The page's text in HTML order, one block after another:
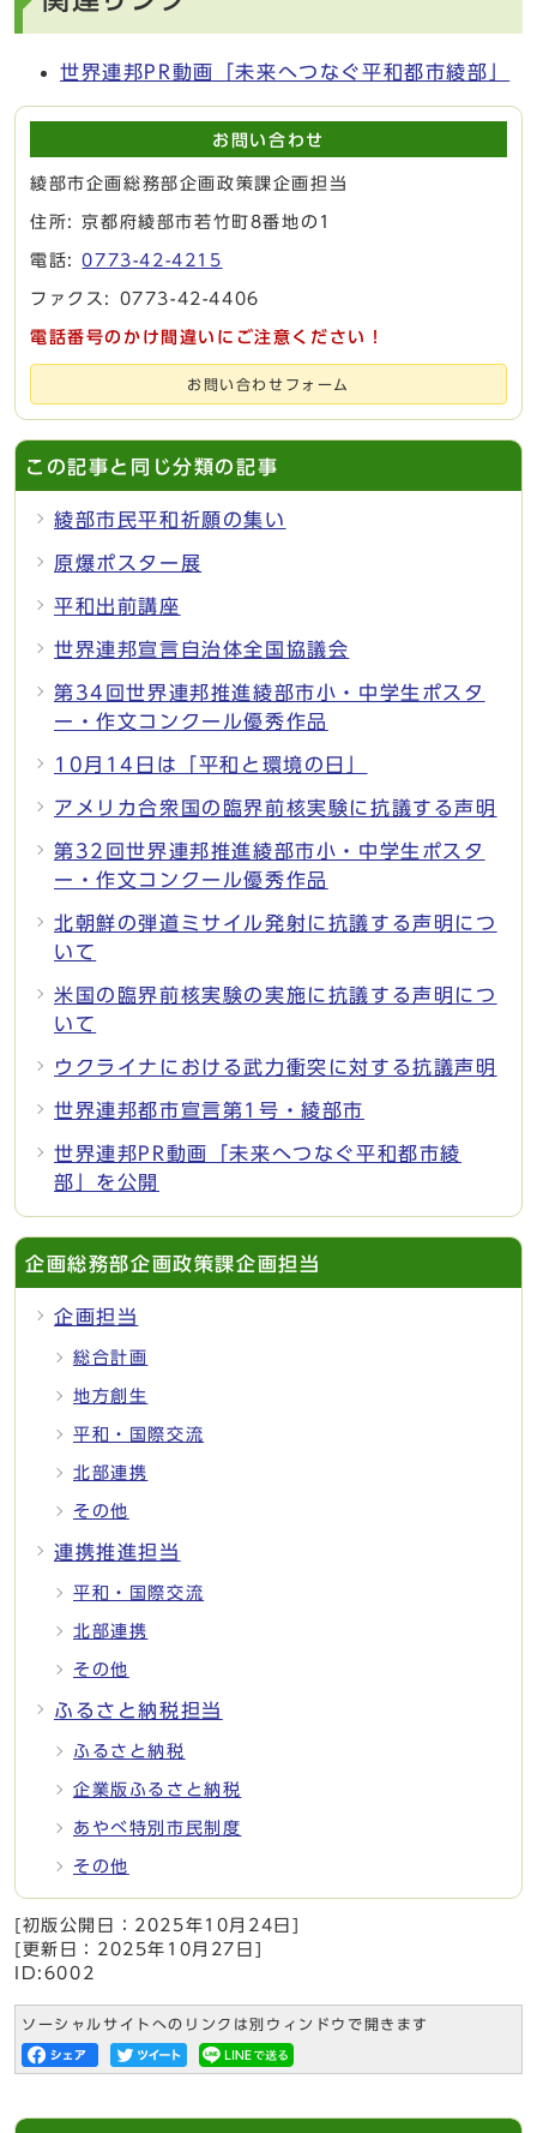
世界連邦PR動画「未来へつなぐ平和都市綾部」
お問い合わせ
綾部市企画総務部企画政策課企画担当
住所: 京都府綾部市若竹町8番地の1
電話:0773-42-4215
ファクス: 0773-42-4406
電話番号のかけ間違いにご注意ください！
お問い合わせフォーム
この記事と同じ分類の記事
綾部市民平和祈願の集い
原爆ポスター展
平和出前講座
世界連邦宣言自治体全国協議会
第34回世界連邦推進綾部市小・中学生ポスタ
ー・作文コンクール優秀作品
10月14日は「平和と環境の日」
アメリカ合衆国の臨界前核実験に抗議する声明
第32回世界連邦推進綾部市小・中学生ポスタ
ー・作文コンクール優秀作品
北朝鮮の弾道ミサイル発射に抗議する声明につ
いて
米国の臨界前核実験の実施に抗議する声明につ
いて
ウクライナにおける武力衝突に対する抗議声明
世界連邦都市宣言第1号・綾部市
世界連邦PR動画「未来へつなぐ平和都市綾
部」を公開
企画総務部企画政策課企画担当
企画担当
総合計画
地方創生
平和・国際交流
北部連携
その他
連携推進担当
平和・国際交流
北部連携
その他
ふるさと納税担当
ふるさと納税
企業版ふるさと納税
あやべ特別市民制度
その他
[初版公開日： 2025年10月24日 ]
[更新日： 2025年10月27日 ]
ID:6002
ソーシャルサイトへのリンクは別ウィンドウで開きます